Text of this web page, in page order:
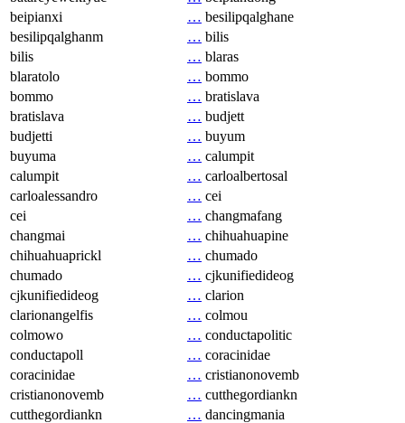
beipianxi
… besilipqalghane
besilipqalghanm
… bilis
bilis
… blaras
blaratolo
… bommo
bommo
… bratislava
bratislava
… budjett
budjetti
… buyum
buyuma
… calumpit
calumpit
… carloalbertosal
carloalessandro
… cei
cei
… changmafang
changmai
… chihuahuapine
chihuahuaprickl
… chumado
chumado
… cjkunifiedideog
cjkunifiedideog
… clarion
clarionangelfis
… colmou
colmowo
… conductapolitic
conductapoll
… coracinidae
coracinidae
… cristianonovemb
cristianonovemb
… cutthegordiankn
cutthegordiankn
… dancingmania